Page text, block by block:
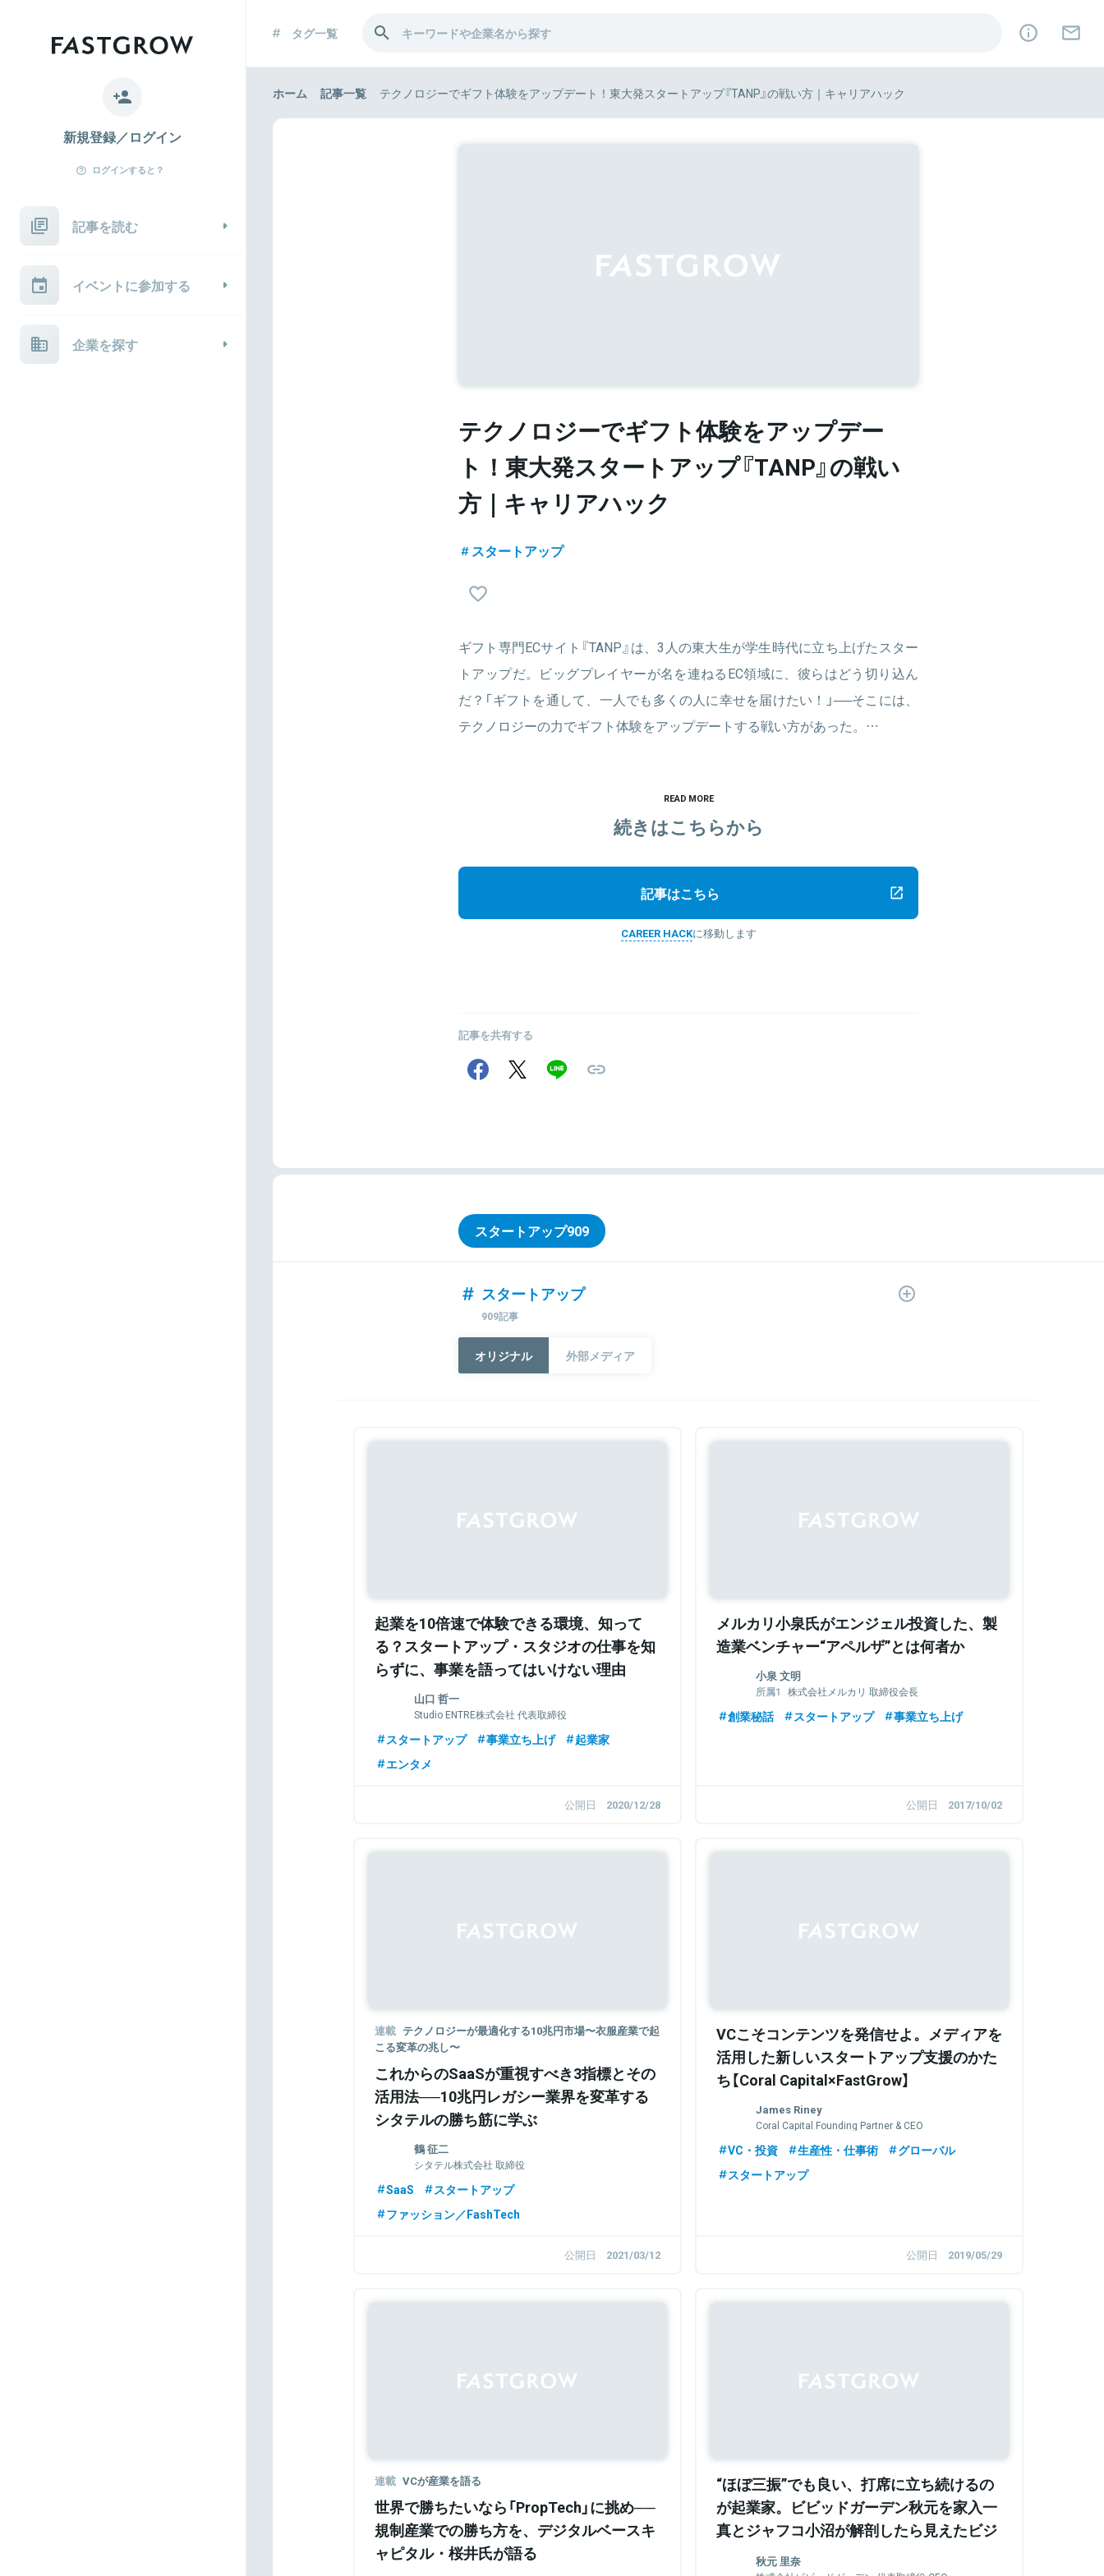
新規登録／ログイン
ログインすると？
記事を読む
イベントに参加する
企業を探す
タグ一覧
ホーム 記事一覧 テクノロジーでギフト体験をアップデート！東大発スタートアップ『TANP』の戦い方｜キャリアハック
テクノロジーでギフト体験をアップデー
ト！東大発スタートアップ『TANP』の戦い
方｜キャリアハック
スタートアップ
ギフト専門ECサイト『TANP』は、3人の東大生が学生時代に立ち上げたスター
トアップだ。ビッグプレイヤーが名を連ねるEC領域に、彼らはどう切り込ん
だ？「ギフトを通して、一人でも多くの人に幸せを届けたい！」──そこには、
テクノロジーの力でギフト体験をアップデートする戦い方があった。…
READ MORE
続きはこちらから
記事はこちら
CAREER HACKに移動します
記事を共有する
スタートアップ909
スタートアップ
909記事
オリジナル 外部メディア
起業を10倍速で体験できる環境、知って
る？スタートアップ・スタジオの仕事を知
らずに、事業を語ってはいけない理由
山口 哲一
Studio ENTRE株式会社 代表取締役
スタートアップ 事業立ち上げ
起業家
エンタメ
公開日 2020/12/28
メルカリ小泉氏がエンジェル投資した、製
造業ベンチャー“アペルザ”とは何者か
小泉 文明
株式会社メルカリ 取締役会長
株式会社鹿島アントラーズ・エフ・シ
ー 代表取締役社長
創業秘話 スタートアップ 事業立ち上げ
公開日 2017/10/02
連載 テクノロジーが最適化する10兆円市場〜衣服産業で起
こる変革の兆し〜
これからのSaaSが重視すべき3指標とその
活用法──10兆円レガシー業界を変革する
シタテルの勝ち筋に学ぶ
鶴 征二
シタテル株式会社 取締役
SaaS
スタートアップ
ファッション／FashTech
公開日 2021/03/12
VCこそコンテンツを発信せよ。メディアを
活用した新しいスタートアップ支援のかた
ち【Coral Capital×FastGrow】
James Riney
Coral Capital Founding Partner & CEO
VC・投資 生産性・仕事術
グローバル
スタートアップ
公開日 2019/05/29
連載 VCが産業を語る
世界で勝ちたいなら「PropTech」に挑め──
規制産業での勝ち方を、デジタルベースキ
ャピタル・桜井氏が語る
“ほぼ三振”でも良い、打席に立ち続けるの
が起業家。ビビッドガーデン秋元を家入一
真とジャフコ小沼が解剖したら見えたビジ
ネスの真理
秋元 里奈